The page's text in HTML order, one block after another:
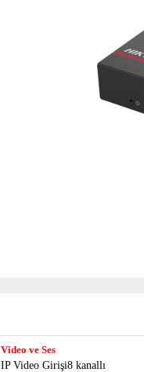
Video ve Ses
IP Video Girişi8 kanallı